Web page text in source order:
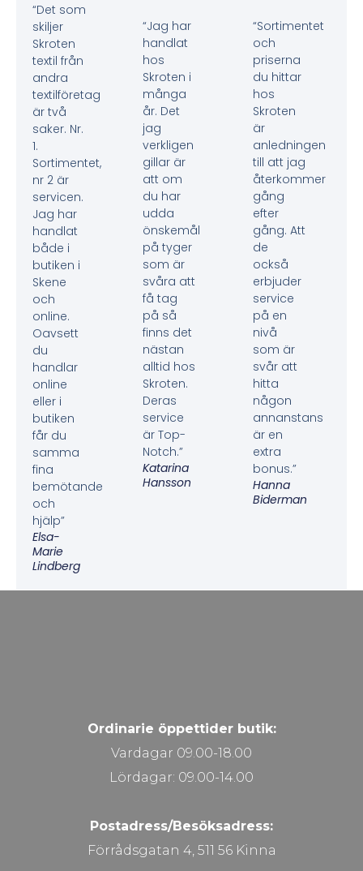
“Det som
skiljer
Skroten
textil från
andra
textilföretag
är två
saker. Nr.
1.
Sortimentet,
nr 2 är
servicen.
Jag har
handlat
både i
butiken i
Skene
och
online.
Oavsett
du
handlar
online
eller i
butiken
får du
samma
fina
bemötande
och
hjälp”
Elsa-
Marie
Lindberg
“Jag har
handlat
hos
Skroten i
många
år. Det
jag
verkligen
gillar är
att om
du har
udda
önskemål
på tyger
som är
svåra att
få tag
på så
finns det
nästan
alltid hos
Skroten.
Deras
service
är Top-
Notch.”
Katarina
Hansson
“Sortimentet
och
priserna
du hittar
hos
Skroten
är
anledningen
till att jag
återkommer
gång
efter
gång. Att
de
också
erbjuder
service
på en
nivå
som är
svår att
hitta
någon
annanstans
är en
extra
bonus.”
Hanna
Biderman
Ordinarie öppettider butik:
Vardagar 09.00-18.00
Lördagar: 09.00-14.00
Postadress/Besöksadress:
Förrådsgatan 4, 511 56 Kinna